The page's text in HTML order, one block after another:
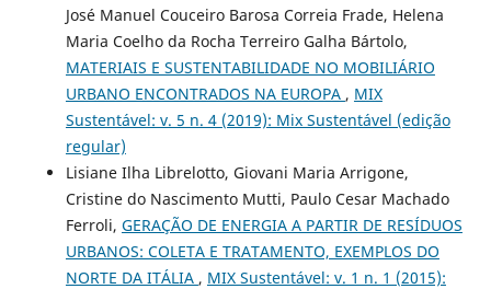
José Manuel Couceiro Barosa Correia Frade, Helena
Maria Coelho da Rocha Terreiro Galha Bártolo,
MATERIAIS E SUSTENTABILIDADE NO MOBILIÁRIO
URBANO ENCONTRADOS NA EUROPA , MIX
Sustentável: v. 5 n. 4 (2019): Mix Sustentável (edição
regular)
Lisiane Ilha Librelotto, Giovani Maria Arrigone,
Cristine do Nascimento Mutti, Paulo Cesar Machado
Ferroli, GERAÇÃO DE ENERGIA A PARTIR DE RESÍDUOS
URBANOS: COLETA E TRATAMENTO, EXEMPLOS DO
NORTE DA ITÁLIA , MIX Sustentável: v. 1 n. 1 (2015):